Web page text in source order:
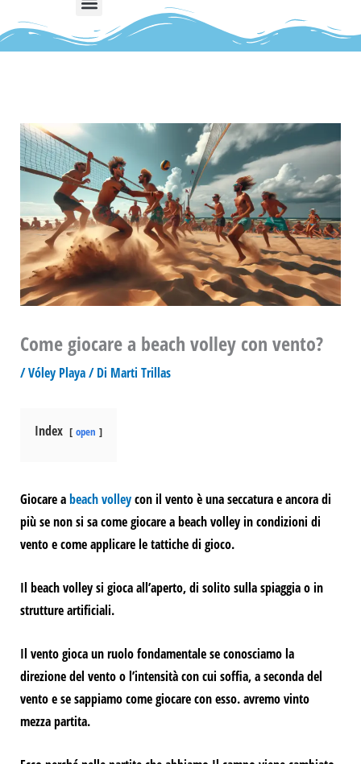
Come giocare a beach volley con vento?
/Vóley Playa/ Di Marti Trillas
Index open
Giocare abeach volleycon il ventoè una seccaturae ancora di
più se non si sa come giocare a beach volley in condizioni di
vento e come applicare le tattiche di gioco.
Il beach volley si gioca all’aperto, di solito sulla spiaggia o in
strutture artificiali.
Il vento gioca un ruolo fondamentalese conosciamo la
direzione del vento o l’intensità con cui soffia, a seconda del
vento e se sappiamo come giocare con esso.avremo vinto
mezza partita.